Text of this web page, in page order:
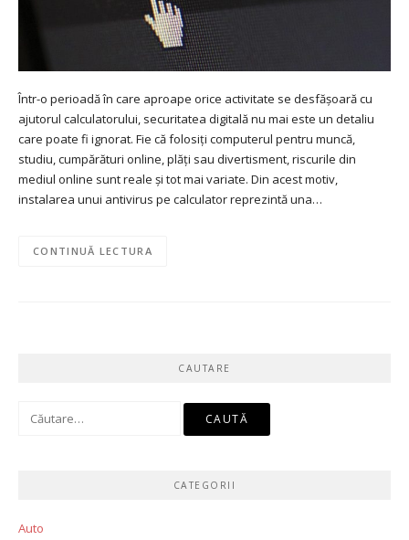
Într-o perioadă în care aproape orice activitate se desfășoară cu
ajutorul calculatorului, securitatea digitală nu mai este un detaliu
care poate fi ignorat. Fie că folosiți computerul pentru muncă,
studiu, cumpărături online, plăți sau divertisment, riscurile din
mediul online sunt reale și tot mai variate. Din acest motiv,
instalarea unui antivirus pe calculator reprezintă una…
CONTINUĂ LECTURA
CAUTARE
Caută
CATEGORII
Auto